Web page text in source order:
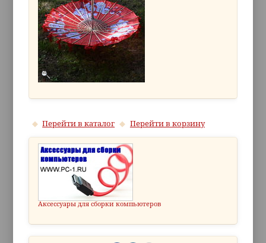
Перейти в каталог Перейти в корзину
Аксессуары для сборки компьютеров